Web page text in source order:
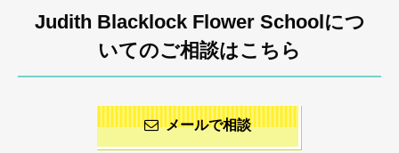
Judith Blacklock Flower Schoolにつ
いてのご相談はこちら
メールで相談